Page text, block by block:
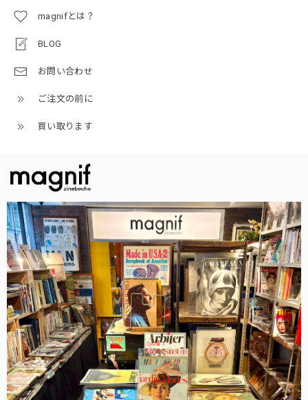
magnifとは？
BLOG
お問い合わせ
ご注文の前に
買い取ります